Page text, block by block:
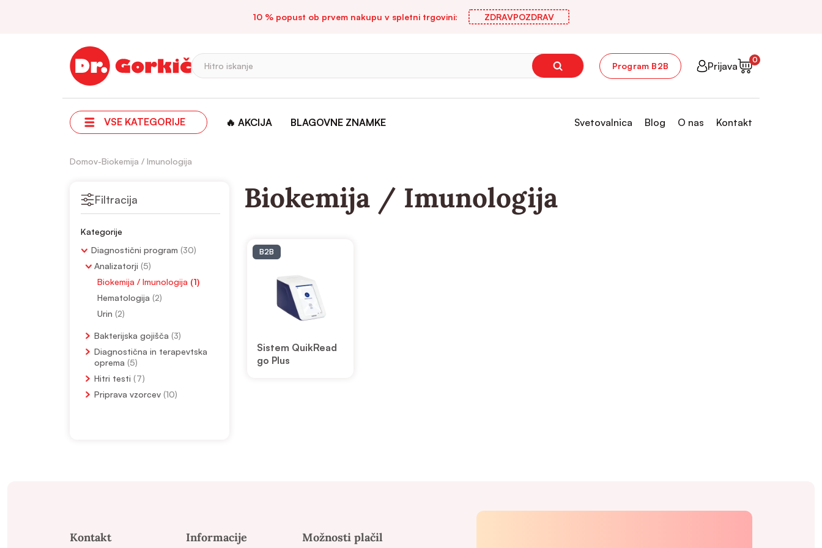
10 % popust ob prvem nakupu v spletni trgovini: ZDRAVPOZDRAV
Hitro iskanje Program B2B Prijava
0
VSE KATEGORIJE 🔥 AKCIJA BLAGOVNE ZNAMKE Svetovalnica Blog O nas Kontakt
Domov-Biokemija / Imunologija
Biokemija / Imunologija
B2B
Sistem QuikRead
go Plus
Filtracija
Kategorije
Diagnostični program (30)
Analizatorji (5)
Biokemija / Imunologija (1)
Hematologija (2)
Urin (2)
Bakterijska gojišča (3)
Diagnostična in terapevtska
oprema (5)
Hitri testi (7)
Priprava vzorcev (10)
Kontakt Informacije Možnosti plačil